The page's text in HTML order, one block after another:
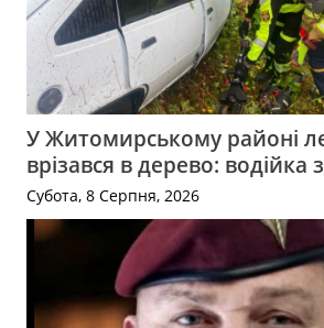
У Житомирському районі
врізався в дерево: водійка
Субота, 8 Серпня, 2026